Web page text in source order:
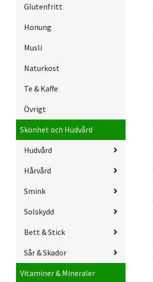
Glutenfritt
Honung
Musli
Naturkost
Te & Kaffe
Övrigt
Skönhet och Hudvård
Hudvård
Hårvård
Smink
Solskydd
Bett & Stick
Sår & Skador
Vitaminer & Mineraler